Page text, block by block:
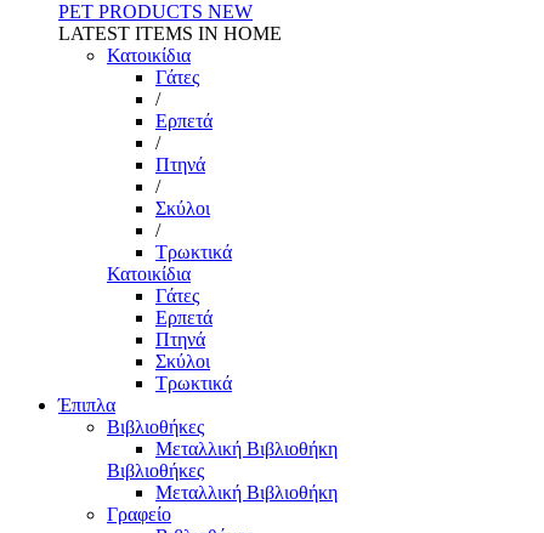
PET PRODUCTS NEW
LATEST ITEMS IN HOME
Κατοικίδια
Γάτες
/
Ερπετά
/
Πτηνά
/
Σκύλοι
/
Τρωκτικά
Κατοικίδια
Γάτες
Ερπετά
Πτηνά
Σκύλοι
Τρωκτικά
Έπιπλα
Βιβλιοθήκες
Μεταλλική Βιβλιοθήκη
Βιβλιοθήκες
Μεταλλική Βιβλιοθήκη
Γραφείο